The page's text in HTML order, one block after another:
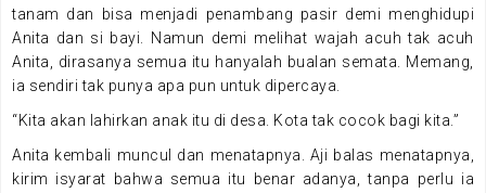
tanam dan bisa menjadi penambang pasir demi menghidupi
Anita dan si bayi. Namun demi melihat wajah acuh tak acuh
Anita, dirasanya semua itu hanyalah bualan semata. Memang,
ia sendiri tak punya apa pun untuk dipercaya.
“Kita akan lahirkan anak itu di desa. Kota tak cocok bagi kita.”
Anita kembali muncul dan menatapnya. Aji balas menatapnya,
kirim isyarat bahwa semua itu benar adanya, tanpa perlu ia